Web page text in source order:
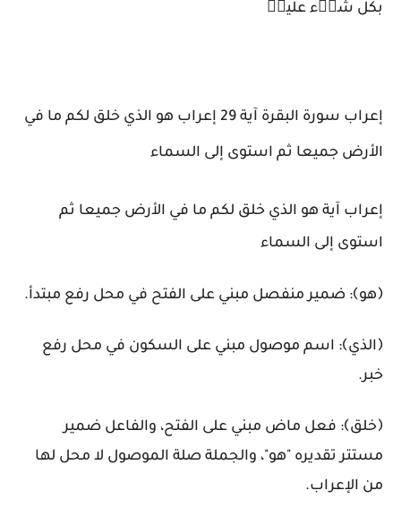
بكل شيۡء عليمٞ
إعراب سورة البقرة آية 29 إعراب هو الذي خلق لكم ما في
الأرض جميعا ثم استوى إلى السماء
إعراب آية هو الذي خلق لكم ما في الأرض جميعا ثم
استوى إلى السماء
﴿هو﴾: ضمير منفصل مبني على الفتح في محل رفع مبتدأ.
﴿الذي﴾: اسم موصول مبني على السكون في محل رفع
خبر.
﴿خلق﴾: فعل ماض مبني على الفتح، والفاعل ضمير
مستتر تقديره "هو"، والجملة صلة الموصول لا محل لها
من الإعراب.